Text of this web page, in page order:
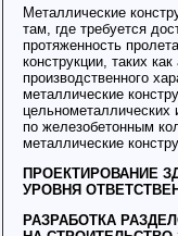
Металлические
там, где требуется
протяженность
конструкции, таких
производственного
металлические
цельнометаллических
по железобетонным
металлические
ПРОЕКТИРОВАНИЕ
УРОВНЯ
РАЗРАБОТКА